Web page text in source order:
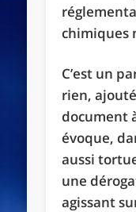
chimiques
C’est un
rien,
document
évoque,
aussi
une
agissant